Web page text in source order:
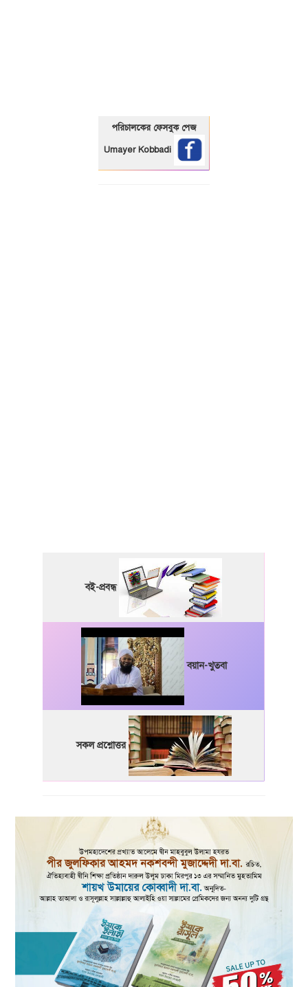
পরিচালকের ফেসবুক পেজ
Umayer Kobbadi
বই-প্রবন্ধ
বয়ান-খুতবা
সকল প্রশ্নোত্তর